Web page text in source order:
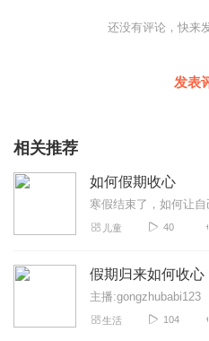
还没有评论，快来
发表
相关推荐
如何假期收心
儿童 40
假期归来如何收心
主播:gongzhubabi123
生活 104